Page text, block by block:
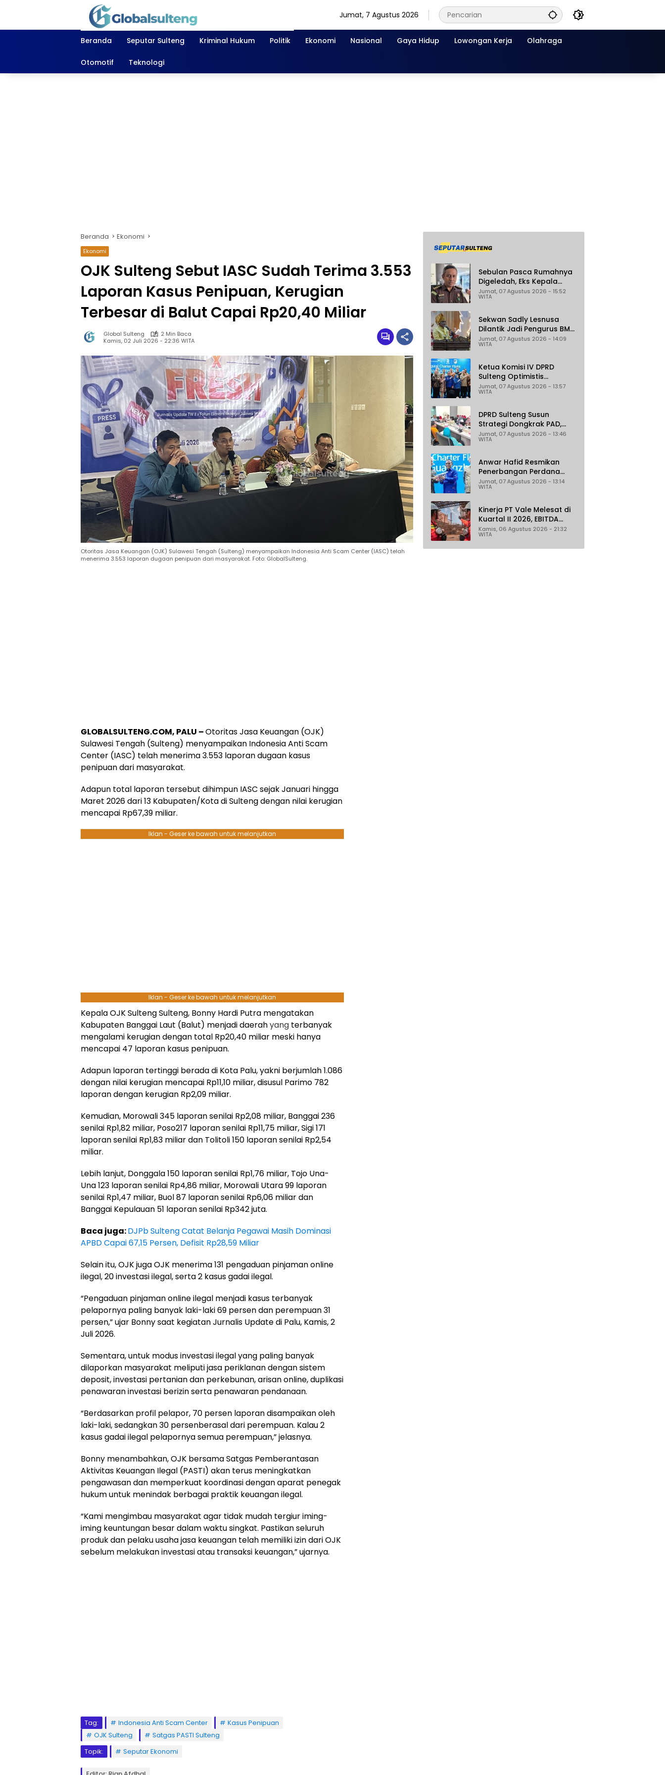
Jumat, 7 Agustus 2026
Beranda Seputar Sulteng Kriminal Hukum Politik Ekonomi Nasional Gaya Hidup Lowongan Kerja Olahraga
Otomotif Teknologi
Beranda Ekonomi
Ekonomi
OJK Sulteng Sebut IASC Sudah Terima 3.553
Laporan Kasus Penipuan, Kerugian
Terbesar di Balut Capai Rp20,40 Miliar
Global Sulteng
2 Min Baca
Kamis, 02 Juli 2026 - 22:36 WITA
Otoritas Jasa Keuangan (OJK) Sulawesi Tengah (Sulteng) menyampaikan Indonesia Anti Scam Center (IASC) telah
menerima 3.553 laporan dugaan penipuan dari masyarakat. Foto: GlobalSulteng.
GLOBALSULTENG.COM, PALU –Otoritas Jasa Keuangan (OJK)
Sulawesi Tengah (Sulteng) menyampaikan Indonesia Anti Scam
Center (IASC) telah menerima 3.553 laporan dugaan kasus
penipuan dari masyarakat.
Adapun total laporan tersebut dihimpun IASC sejak Januari hingga
Maret 2026 dari 13 Kabupaten/Kota di Sulteng dengan nilai kerugian
mencapai Rp67,39 miliar.
Iklan - Geser ke bawah untuk melanjutkan
Iklan - Geser ke bawah untuk melanjutkan
Kepala OJK Sulteng Sulteng, Bonny Hardi Putra mengatakan
Kabupaten Banggai Laut (Balut) menjadi daerahyang terbanyak
mengalami kerugian dengan total Rp20,40 miliar meski hanya
mencapai 47 laporan kasus penipuan.
Adapun laporan tertinggi berada di Kota Palu, yakni berjumlah1.086
dengan nilai kerugian mencapai Rp11,10 miliar, disusul Parimo 782
laporan dengan kerugian Rp2,09 miliar.
Kemudian, Morowali 345 laporansenilai Rp2,08 miliar, Banggai 236
senilai Rp1,82 miliar, Poso217 laporansenilai Rp11,75 miliar, Sigi 171
laporan senilai Rp1,83 miliar dan Tolitoli 150 laporan senilai Rp2,54
miliar.
Lebih lanjut, Donggala 150 laporan senilai Rp1,76 miliar, Tojo Una-
Una 123 laporan senilai Rp4,86 miliar, Morowali Utara 99 laporan
senilai Rp1,47 miliar, Buol 87 laporan senilai Rp6,06 miliar dan
Banggai Kepulauan 51 laporan senilai Rp342 juta.
Baca juga:DJPb Sulteng Catat Belanja Pegawai Masih Dominasi
APBD Capai 67,15 Persen, Defisit Rp28,59 Miliar
Selain itu, OJK juga OJK menerima131 pengaduan pinjaman online
ilegal,20 investasi ilegal, serta2 kasus gadai ilegal.
“Pengaduan pinjaman online ilegal menjadi kasus terbanyak
pelapornya paling banyak laki-laki 69 persen dan perempuan 31
persen,” ujar Bonny saat kegiatan Jurnalis Update di Palu, Kamis, 2
Juli 2026.
Sementara, untuk modus investasi ilegal yang paling banyak
dilaporkan masyarakat meliputijasa periklanan dengan sistem
deposit,investasi pertanian dan perkebunan,arisan online,duplikasi
penawaran investasi berizinserta penawaran pendanaan.
“Berdasarkan profil pelapor, 70 persen laporan disampaikan oleh
laki-laki, sedangkan30 persenberasal dari perempuan. Kalau 2
kasus gadai ilegal pelapornya semua perempuan,” jelasnya.
Bonny menambahkan, OJK bersama Satgas Pemberantasan
Aktivitas Keuangan Ilegal (PASTI) akan terus meningkatkan
pengawasan dan memperkuat koordinasi dengan aparat penegak
hukum untuk menindak berbagai praktik keuangan ilegal.
“Kami mengimbau masyarakat agar tidak mudah tergiur iming-
iming keuntungan besar dalam waktu singkat. Pastikan seluruh
produk dan pelaku usaha jasa keuangan telah memiliki izin dari OJK
sebelum melakukan investasi atau transaksi keuangan,” ujarnya.
Tag: Indonesia Anti Scam Center
Kasus Penipuan
OJK Sulteng
Satgas PASTI Sulteng
Topik:
Seputar Ekonomi
Sebulan Pasca Rumahnya
Digeledah, Eks Kepala
Bapenda Donggala Jadi
Tersangka Dugaan
Pertambangan
Jumat, 07 Agustus 2026 - 15:52
WITA
Sekwan Sadly Lesnusa
Dilantik Jadi Pengurus BMA
Sulteng Periode 2026–2031
Jumat, 07 Agustus 2026 - 14:09
WITA
Ketua Komisi IV DPRD
Sulteng Optimistis
Penerbangan Palu–
Guangzhou Dongkrak
Jumat, 07 Agustus 2026 - 13:57
WITA
DPRD Sulteng Susun
Strategi Dongkrak PAD,
Target Daerah Jadi
Pengelola Sekaligus
Jumat, 07 Agustus 2026 - 13:46
WITA
Anwar Hafid Resmikan
Penerbangan Perdana
Palu-Guangzhou, Sejumlah
Maskapai Jajaki Rute
Jumat, 07 Agustus 2026 - 13:14
WITA
Kinerja PT Vale Melesat di
Kuartal II 2026, EBITDA
Tumbuh 45 Persen
Kamis, 06 Agustus 2026 - 21:32
WITA